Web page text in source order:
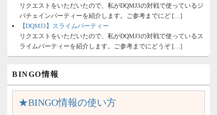
リクエストをいただいたので、私がDQMJ3の対戦で使っているジ
バチェインパーティーを紹介します。ご参考までにど […]
【DQMJ3】スライムパーティー
リクエストをいただいたので、私がDQMJ3の対戦で使っているス
ライムパーティーを紹介します。ご参考までにどうぞ […]
BINGO情報
★BINGO情報の使い方